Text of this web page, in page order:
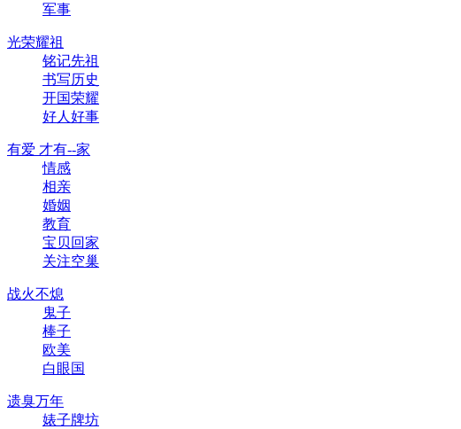
军事
光荣耀祖
铭记先祖
书写历史
开国荣耀
好人好事
有爱 才有--家
情感
相亲
婚姻
教育
宝贝回家
关注空巢
战火不熄
鬼子
棒子
欧美
白眼国
遗臭万年
婊子牌坊